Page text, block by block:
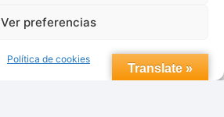
Ver preferencias
Política de cookies
Translate »